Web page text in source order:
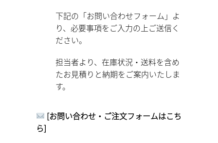
下記の「お問い合わせフォーム」よ
り、必要事項をご入力の上ご送信く
ださい。
担当者より、在庫状況・送料を含め
たお見積りと納期をご案内いたしま
す。
[お問い合わせ・ご注文フォームはこち
ら]